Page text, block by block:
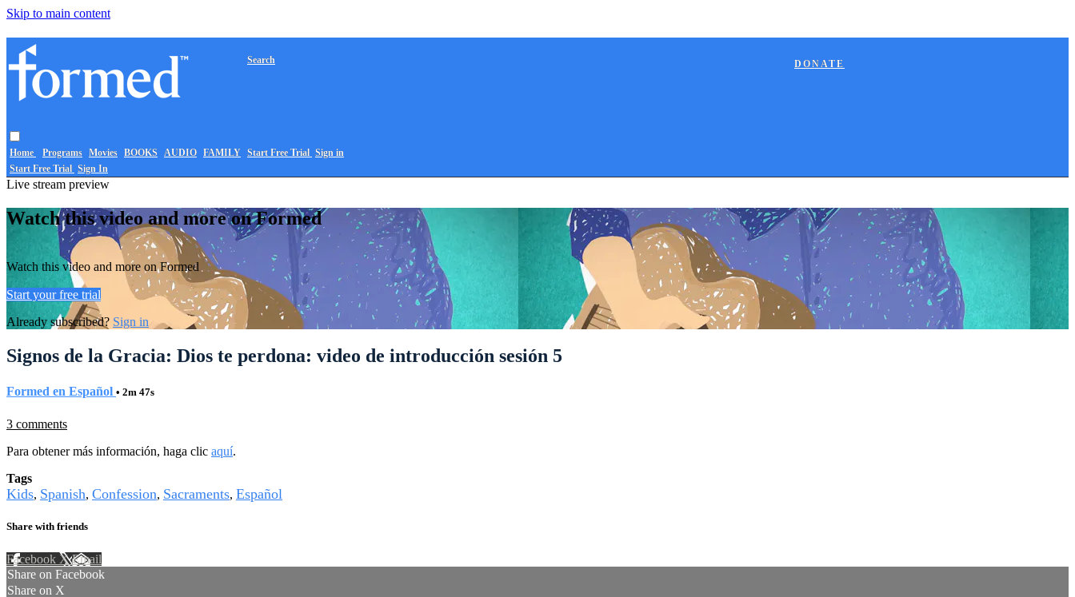
Skip to main content
Home Programs Movies BOOKS AUDIO FAMILY
DONATE
Search
Start Free Trial Sign in
Start Free Trial Sign In
Live stream preview
Watch this video and more on Formed
Watch this video and more on Formed
Start your free trial
Already subscribed? Sign in
Signos de la Gracia: Dios te perdona: video de introducción sesión 5
Formed en Español • 2m 47s
3 comments
Para obtener más información, haga clic aquí.
Tags
Kids, Spanish, Confession, Sacraments, Español
Share with friends
Facebook XEmail
Share on Facebook
Share on X